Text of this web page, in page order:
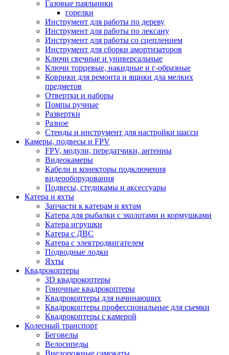
Газовые паяльники
горелки
Инструмент для работы по дереву
Инструмент для работы по лексану
Инструмент для работы со сцеплением
Инструмент для сборки амортизаторов
Ключи свечные и универсальные
Ключи торцевые, накидные и г-образные
Коврики для ремонта и ящики дла мелких
предметов
Отвертки и наборы
Помпы ручные
Развертки
Разное
Стенды и инструмент для настройки шасси
Камеры, подвесы и FPV
FPV, модули, передатчики, антенны
Видеокамеры
Кабели и конекторы подключения
видеооборудования
Подвесы, стедикамы и аксессуары
Катера и яхты
Запчасти к катерам и яхтам
Катера для рыбалки с эхолотами и кормушками
Катера игрушки
Катера с ДВС
Катера с электродвигателем
Подводные лодки
Яхты
Квадрокоптеры
3D квадрокоптеры
Гоночные квадрокоптеры
Квадрокоптеры для начинающих
Квадрокоптеры профессиональные для съемки
Квадрокоптеры с камерой
Колесный транспорт
Беговелы
Велосипеды
Внедорожные самокаты